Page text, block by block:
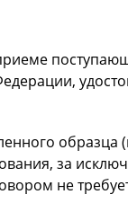
образца
за
не